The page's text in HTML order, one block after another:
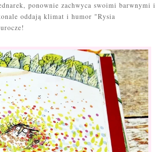
ponownie zachwyca swoimi barwnymi i
oddają klimat i humor "Rysia